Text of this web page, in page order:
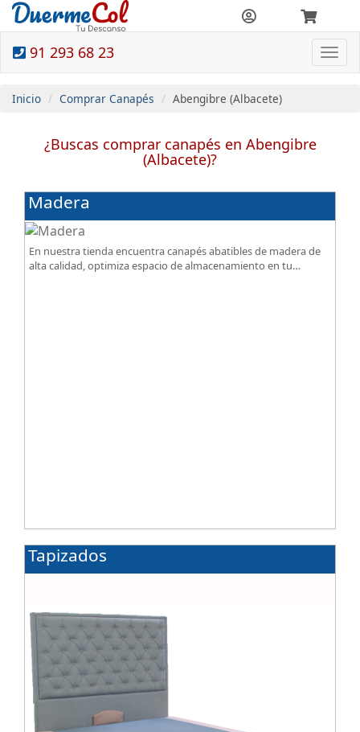
91 293 68 23
Inicio Comprar Canapés Abengibre (Albacete)
¿Buscas comprar canapés en Abengibre
(Albacete)?
Madera
En nuestra tienda encuentra canapés abatibles de madera de
alta calidad, optimiza espacio de almacenamiento en tu
Tapizados